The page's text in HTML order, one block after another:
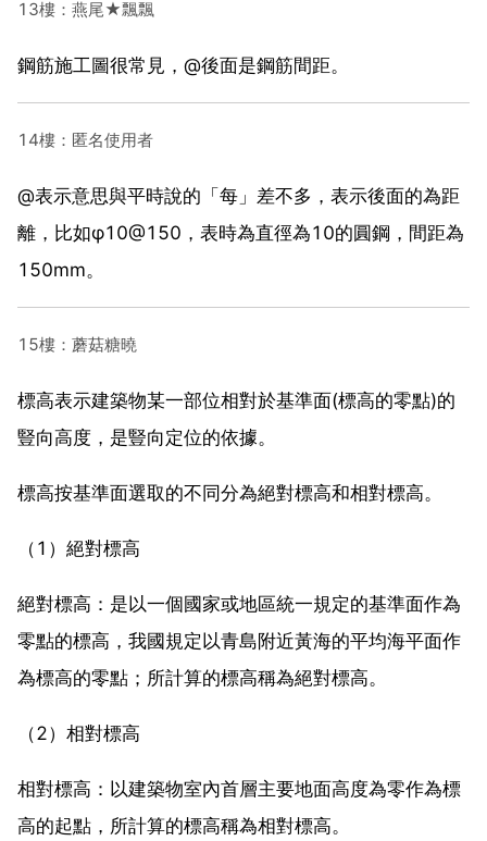
13樓：燕尾★飄飄
鋼筋施工圖很常見，@後面是鋼筋間距。
14樓：匿名使用者
@表示意思與平時說的「每」差不多，表示後面的為距
離，比如φ10@150，表時為直徑為10的圓鋼，間距為
150mm。
15樓：蘑菇糖曉
標高表示建築物某一部位相對於基準面(標高的零點)的
豎向高度，是豎向定位的依據。
標高按基準面選取的不同分為絕對標高和相對標高。
（1）絕對標高
絕對標高：是以一個國家或地區統一規定的基準面作為
零點的標高，我國規定以青島附近黃海的平均海平面作
為標高的零點；所計算的標高稱為絕對標高。
（2）相對標高
相對標高：以建築物室內首層主要地面高度為零作為標
高的起點，所計算的標高稱為相對標高。